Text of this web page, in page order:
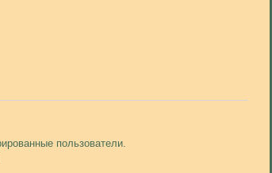
пользователи.